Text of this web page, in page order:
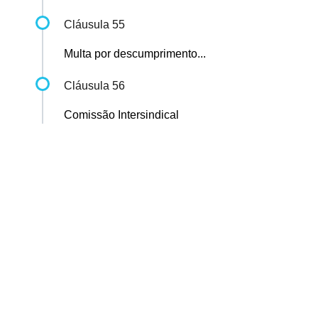
Cláusula 55
Multa por descumprimento...
Cláusula 56
Comissão Intersindical